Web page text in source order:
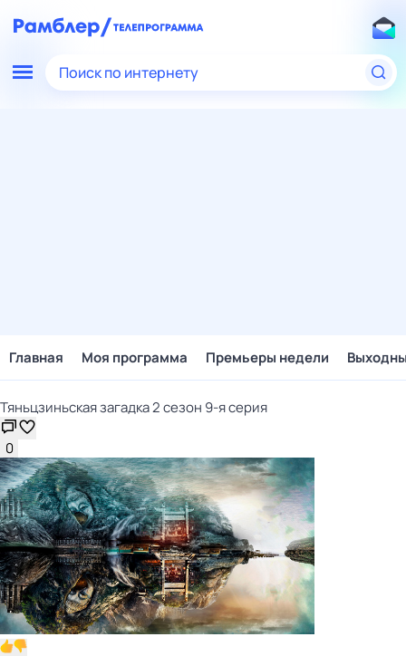
Поиск по интернету
Главная Моя программа Премьеры недели
Тяньцзиньская загадка 2 сезон 9-я серия
0